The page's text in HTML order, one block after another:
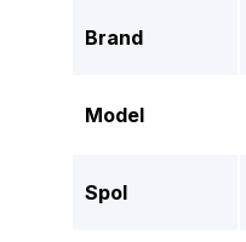
Brand
Model
Spol